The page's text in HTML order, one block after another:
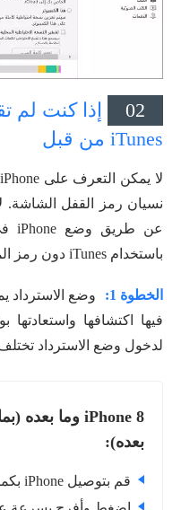
02
iTunes من قبل
نسيان رمز القفل الشاشة.
باستخدام iTunes دون رمز المرور.
الخطوة 1:
لدخول وضع الاسترداد
بعده):
قم بتوصيل iPhone بكمبيوترك باستخدام كابل USB.